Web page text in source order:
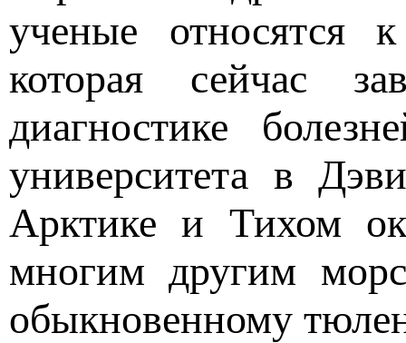
ученые относятся
которая сейчас
диагностике
университета в
Арктике и Тихом
многим другим
обыкновенному